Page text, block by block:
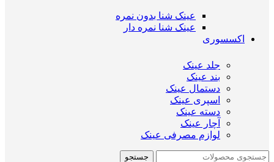
عینک شنا بدون نمره
عینک شنا نمره دار
اکسسوری
جلد عینک
بند عینک
دستمال عینک
اسپری عینک
دسته عینک
آچار عینک
لوازم مصرفی عینک
جستجو